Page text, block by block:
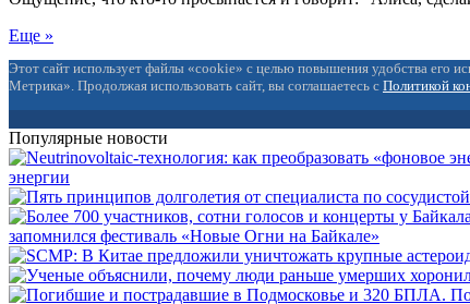
Еще »
Этот сайт использует файлы «cookie» с целью повышения удобства его
Метрика». Продолжая использовать сайт, вы соглашаетесь с Политикой
Популярные новости
энергии
запомнился фестиваль «Новые Огни на Байкале»